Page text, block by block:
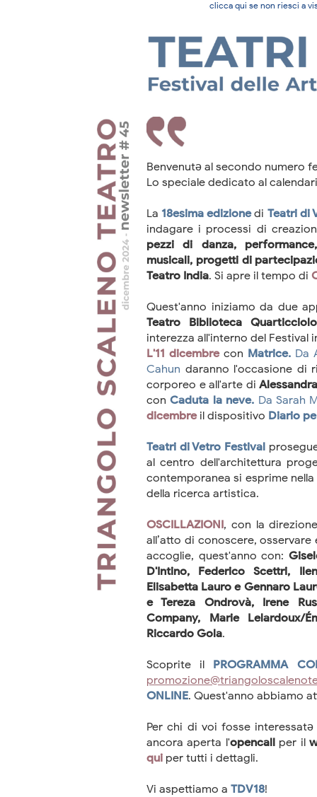
clicca qui se non riesci a
Benvenutə al secondo numero
Lo speciale dedicato al
La 18esima edizionedi Teatri di
indagare i processi di
pezzi di danza,
musicali, progetti di
Teatro India. Si apre il tempo di
Quest'anno iniziamo da due
Teatro Biblioteca Quarticciolo
interezza all'interno del Festival
L'11 dicembrecon Matrice. Da
Cahun daranno l'occasione di
corporeo e all'arte di
conCaduta la neve. Da Sarah
dicembreil dispositivo Diario
Teatri di Vetro Festival
al centro dell'architettura
contemporanea si esprime
della ricerca artistica.
OSCILLAZIONI, con la
all’atto di conoscere,
accoglie, quest'anno con:
D'Intino, Federico Scettri,
Elisabetta Lauro e Gennaro
e Tereza Ondrovà, Irene
Company, Marie Lelardoux/
Riccardo Gola.
Scoprite il PROGRAMMA
ONLINE. Quest'anno abbiamo
Per chi di voi fosse
ancora aperta l'opencallper il
qui per tutti i dettagli.
Vi aspettiamo a TDV18!